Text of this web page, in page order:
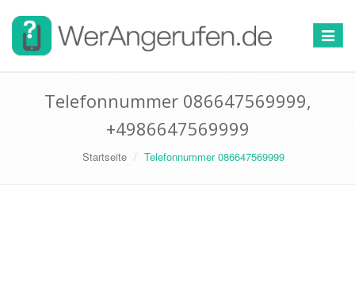
Toggle
Telefonnummer 086647569999,
+4986647569999
Startseite Telefonnummer 086647569999